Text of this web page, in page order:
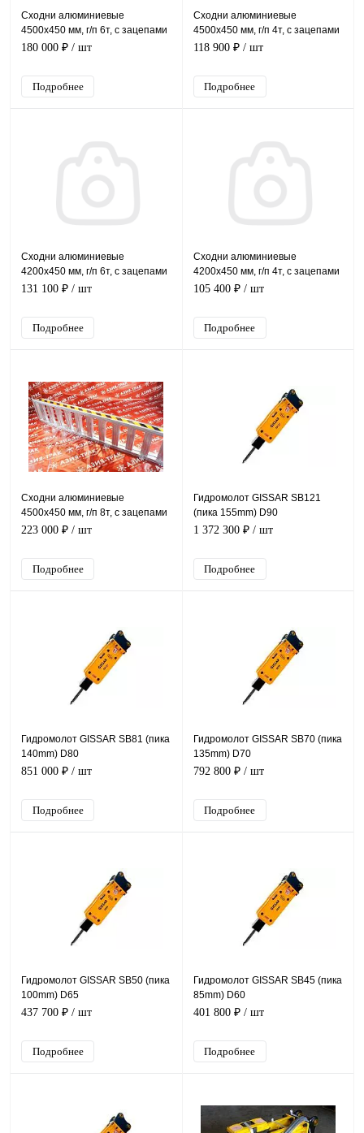
Сходни алюминиевые
4500х450 мм, г/п 6т, с зацепами
180 000 ₽ / шт
Подробнее
Сходни алюминиевые
4500х450 мм, г/п 4т, с зацепами
118 900 ₽/ шт
Подробнее
Сходни алюминиевые
4200х450 мм, г/п 6т, с зацепами
131 100 ₽ / шт
Подробнее
Сходни алюминиевые
4200х450 мм, г/п 4т, с зацепами
105 400 ₽/ шт
Подробнее
Сходни алюминиевые
4500х450 мм, г/п 8т, с зацепами
223 000 ₽ / шт
Подробнее
Гидромолот GISSAR SB121
(пика 155mm) D90
1 372 300 ₽/ шт
Подробнее
Гидромолот GISSAR SB81 (пика
140mm) D80
851 000 ₽ / шт
Подробнее
Гидромолот GISSAR SB70 (пика
135mm) D70
792 800 ₽/ шт
Подробнее
Гидромолот GISSAR SB50 (пика
100mm) D65
437 700 ₽ / шт
Подробнее
Гидромолот GISSAR SB45 (пика
85mm) D60
401 800 ₽/ шт
Подробнее